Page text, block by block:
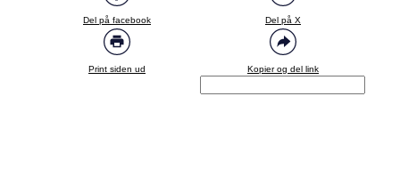
Del på facebook Del på X
Print siden ud Kopier og del link